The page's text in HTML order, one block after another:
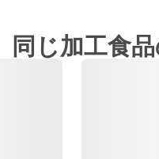
同じ加工食